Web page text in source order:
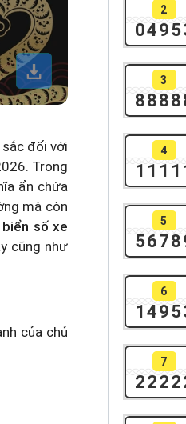
đối với
. Trong
ẩn chứa
mà còn
biển số xe
cũng như
của chủ
2
3
4
5
6
7